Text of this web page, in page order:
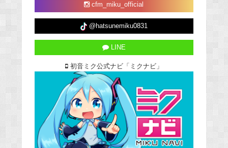
cfm_miku_official
@hatsunemiku0831
LINE
初音ミク公式ナビ「ミクナビ」